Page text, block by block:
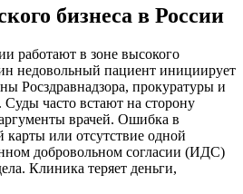
бизнеса в России
работают в зоне высокого
недовольный пациент инициирует
Росздравнадзора, прокуратуры и
Суды часто встают на сторону
врачей. Ошибка в
или отсутствие одной
добровольном согласии (ИДС)
Клиника теряет деньги,